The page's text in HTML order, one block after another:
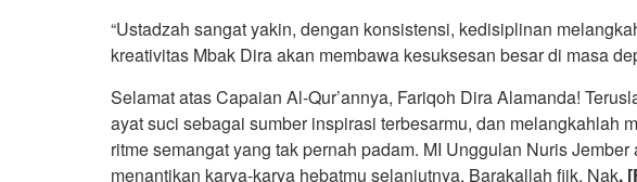
“Ustadzah sangat yakin, dengan konsistensi, kedisiplinan
kreativitas Mbak Dira akan membawa kesuksesan besar di masa
Selamat atas Capaian Al-Qur’annya, Fariqoh Dira Alamanda!
ayat suci sebagai sumber inspirasi terbesarmu, dan melangkahlah
ritme semangat yang tak pernah padam. MI Unggulan Nuris
menantikan karya-karya hebatmu selanjutnya. Barakallah fiik, Nak.